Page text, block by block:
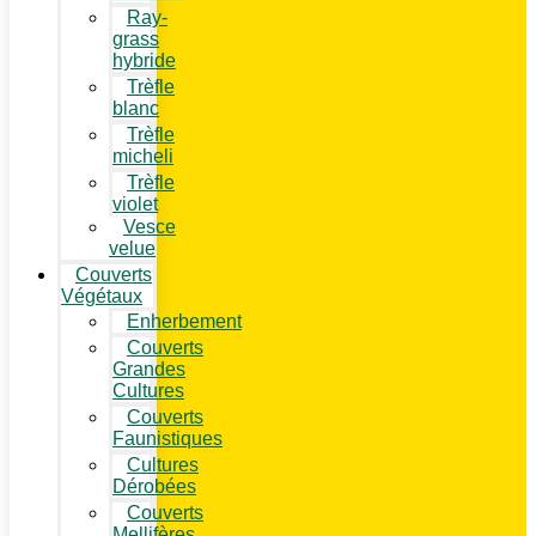
Ray-
grass
hybride
Trèfle
blanc
Trèfle
micheli
Trèfle
violet
Vesce
velue
Couverts
Végétaux
Enherbement
Couverts
Grandes
Cultures
Couverts
Faunistiques
Cultures
Dérobées
Couverts